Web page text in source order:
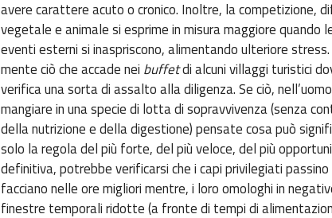
avere carattere acuto o cronico. Inoltre, la competizione,
vegetale e animale si esprime in misura maggiore quando
eventi esterni si inaspriscono, alimentando ulteriore
mente ciò che accade nei buffetdi alcuni villaggi turistici
verifica una sorta di assalto alla diligenza. Se ciò,
mangiare in una specie di lotta di sopravvivenza (senza
della nutrizione e della digestione) pensate cosa può
solo la regola del più forte, del più veloce, del più
definitiva, potrebbe verificarsi che i capi privilegiati
facciano nelle ore migliori mentre, i loro omologhi in
finestre temporali ridotte (a fronte di tempi di